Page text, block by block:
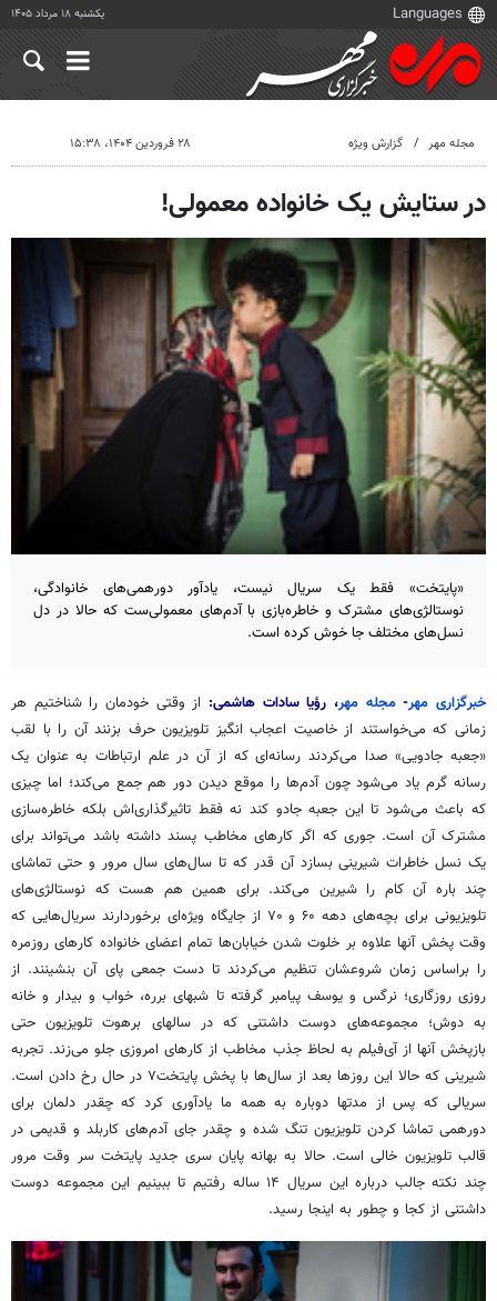
یکشنبه ۱۸ مرداد ۱۴۰۵
مجله مهر گزارش ویژه ۲۸ فروردین ۱۴۰۴، ۱۵:۳۸
در ستایش یک خانواده معمولی!
«پایتخت» فقط یک سریال نیست، یادآور دورهمی‌های خانوادگی،
نوستالژی‌های مشترک و خاطره‌بازی با آدم‌های معمولی‌ست که حالا در دل
نسل‌های مختلف جا خوش کرده‌ است.
خبرگزاری مهر-مجله مهر، رؤیا سادات هاشمی: از وقتی خودمان را شناختیم هر
زمانی که می‌خواستند از خاصیت اعجاب انگیز تلویزیون حرف بزنند آن را با لقب
«جعبه جادویی» صدا می‌کردند رسانه‌ای که از آن در علم ارتباطات به عنوان یک
رسانه گرم یاد می‌شود چون آدم‌ها را موقع دیدن دور هم جمع می‌کند؛ اما چیزی
که باعث می‌شود تا این جعبه جادو کند نه فقط تاثیرگذاری‌اشبلکه خاطره‌سازی
مشترک آن است. جوری که اگر کارهای مخاطب پسند داشته باشد می‌تواند برای
یک نسل خاطرات شیرینی بسازد آن قدر که تا سال‌های سال مرور و حتی تماشای
چند باره آن کام را شیرین می‌کند. برای همین هم هست که نوستالژی‌های
تلویزیونی برای بچه‌های دهه ۶۰ و ۷۰ از جایگاه ویژه‌ای برخوردارند سریال‌هایی که
وقت پخش آنها علاوه بر خلوت شدن خیابان‌ها تمام اعضای خانواده کارهای روزمره
را براساس زمان شروعشان تنظیم می‌کردند تا دست جمعی پای آن بنشینند. از
روزی روزگاری؛ نرگس و یوسف پیامبر گرفته تا شبهای برره، خواب و بیدار و خانه
به دوش؛ مجموعه‌های دوست داشتنی که درسالهای برهوت تلویزیون حتی
بازپخش آنها از آی‌فیلم به لحاظ جذب مخاطب از کارهای امروزی جلو می‌زند. تجربه
شیرینی که حالا این روزها بعد از سال‌ها با پخش پایتخت۷
در حال رخ دادن است.
سریالی که پس از مدتها دوباره به همه ما یادآوری کرد که چقدر دلمان برای
دورهمی تماشا کردن تلویزیون تنگ شده و چقدر جای آدم‌های کاربلد و قدیمی در
قالب تلویزیون خالی است. حالا به بهانه پایان سری جدید پایتخت سر وقت مرور
چند نکته جالب درباره این سریال ۱۴ ساله رفتیم تا ببینیم این مجموعه دوست
داشتنی از کجا و چطور به اینجا رسید.